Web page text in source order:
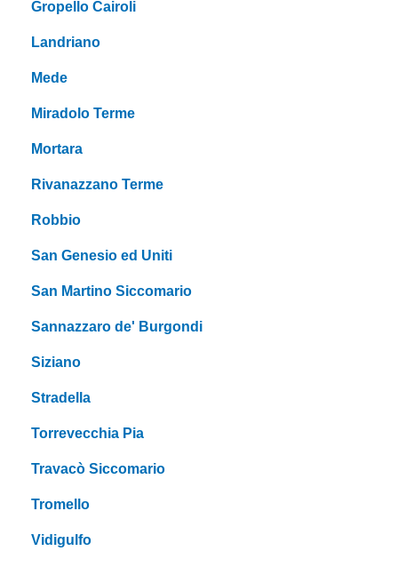
Gropello Cairoli
Landriano
Mede
Miradolo Terme
Mortara
Rivanazzano Terme
Robbio
San Genesio ed Uniti
San Martino Siccomario
Sannazzaro de' Burgondi
Siziano
Stradella
Torrevecchia Pia
Travacò Siccomario
Tromello
Vidigulfo